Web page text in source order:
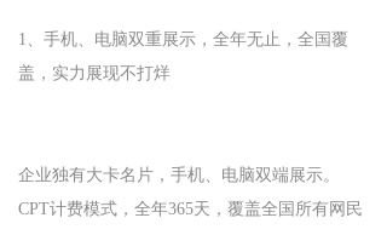
1、手机、电脑双重展示，全年无止，全国覆
盖，实力展现不打烊
企业独有大卡名片，手机、电脑双端展示。
CPT计费模式，全年365天，覆盖全国所有网民